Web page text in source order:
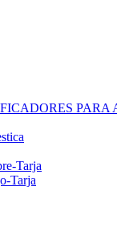
PARA
Tarja
Tarja